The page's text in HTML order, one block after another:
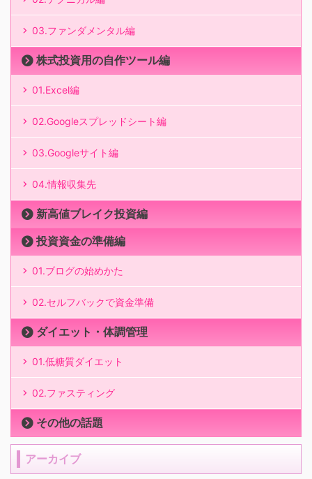
03.ファンダメンタル編
株式投資用の自作ツール編
01.Excel編
02.Googleスプレッドシート編
03.Googleサイト編
04.情報収集先
新高値ブレイク投資編
投資資金の準備編
01.ブログの始めかた
02.セルフバックで資金準備
ダイエット・体調管理
01.低糖質ダイエット
02.ファスティング
その他の話題
アーカイブ